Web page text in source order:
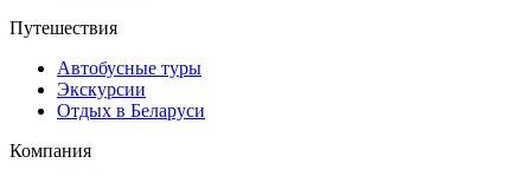
Путешествия
Автобусные туры
Экскурсии
Отдых в Беларуси
Компания